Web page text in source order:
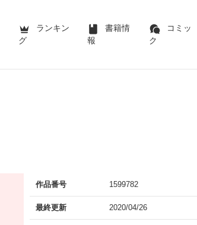
ランキン
グ
書籍情
報
コミッ
ク
作品番号 1599782
最終更新 2020/04/26